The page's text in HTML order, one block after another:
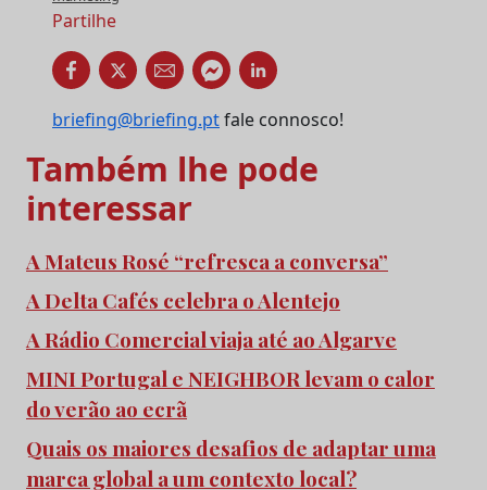
Partilhe
briefing@briefing.ptfale connosco!
Também lhe pode
interessar
A Mateus Rosé “refresca a conversa”
A Delta Cafés celebra o Alentejo
A Rádio Comercial viaja até ao Algarve
MINI Portugal e NEIGHBOR levam o calor
do verão ao ecrã
Quais os maiores desafios de adaptar uma
marca global a um contexto local?